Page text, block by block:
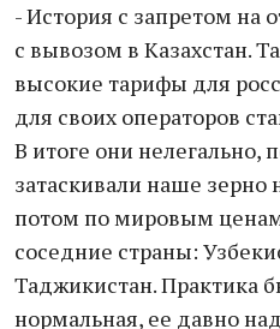
- История с запретом на
с вывозом в Казахстан.
высокие тарифы для
для своих операторов
В итоге они нелегально,
затаскивали наше зерно
потом по мировым ценам
соседние страны:
Таджикистан. Практика
нормальная, ее давно